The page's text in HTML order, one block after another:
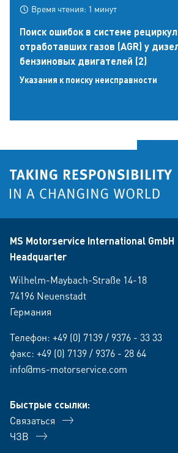
Время чтения: 1 минут
Поиск ошибок в системе
отработавших газов (AGR) у
бензиновых двигателей (2)
Указания к поиску неисправности
MS Motorservice International GmbH
Headquarter
Wilhelm-Maybach-Straße 14-18
74196 Neuenstadt
Германия
Телефон: +49 (0) 7139 / 9376 - 33 33
факс: +49 (0) 7139 / 9376 - 28 64
info@ms-motorservice.com
Быстрые ссылки:
Связаться
ЧЗВ